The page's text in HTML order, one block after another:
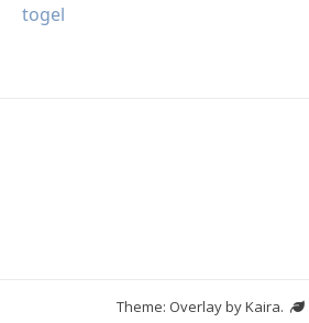
togel
Theme: Overlay byKaira.